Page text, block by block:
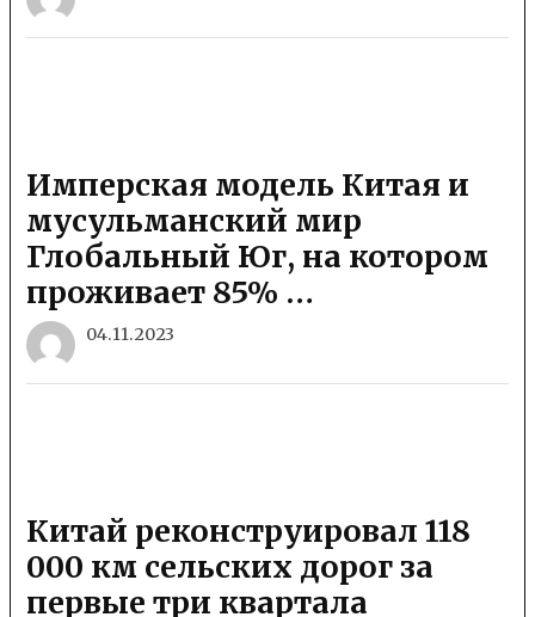
Имперская модель Китая и
мусульманский мир
Глобальный Юг, на котором
проживает 85% …
04.11.2023
Китай реконструировал 118
000 км сельских дорог за
первые три квартала